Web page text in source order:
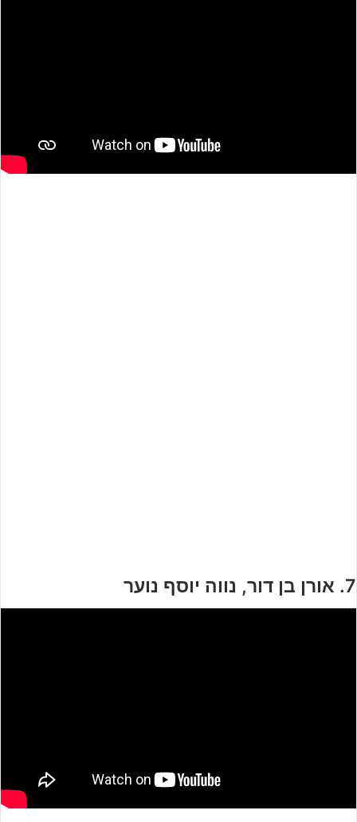
7. אורן בן דור, נווה יוסף נוער